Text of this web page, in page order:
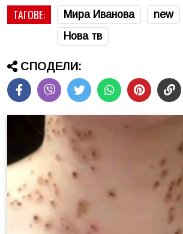
ТАГОВЕ: Мира Иванова new
Нова тв
СПОДЕЛИ: